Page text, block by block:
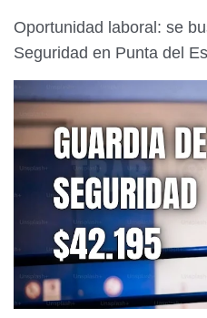
Oportunidad laboral: se
Seguridad en Punta del